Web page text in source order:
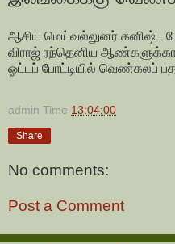
ஆசிய மெய்வல்லுனர் கனிஷ்ட
விராஜ் ரந்தெனிய
ஓட்டப் போட்டியில் வெண்கலப்
admin Time 13:04:00
Share
No comments:
Post a Comment